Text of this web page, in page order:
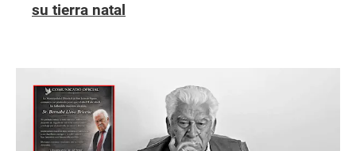
su tierra natal